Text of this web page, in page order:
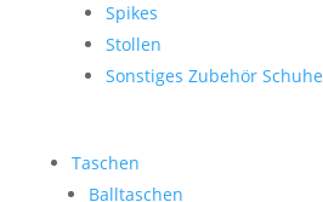
Spikes
Stollen
Sonstiges Zubehör Schuhe
Taschen
Balltaschen